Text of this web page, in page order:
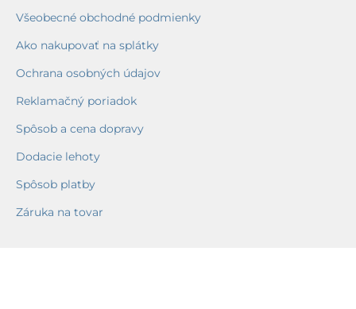
Všeobecné obchodné podmienky
Ako nakupovať na splátky
Ochrana osobných údajov
Reklamačný poriadok
Spôsob a cena dopravy
Dodacie lehoty
Spôsob platby
Záruka na tovar